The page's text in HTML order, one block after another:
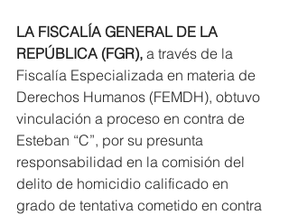
LA FISCALÍA GENERAL DE LA
REPÚBLICA (FGR), a través de la
Fiscalía Especializada en materia de
Derechos Humanos (FEMDH), obtuvo
vinculación a proceso en contra de
Esteban “C”, por su presunta
responsabilidad en la comisión del
delito de homicidio calificado en
grado de tentativa cometido en contra